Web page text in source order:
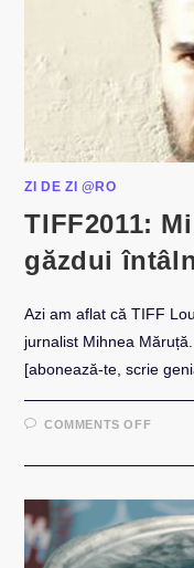
–
TIFF
ZI DE ZI @RO
TIFF2011:
găzdui
Azi am aflat că TIFF
jurnalist Mihnea
[abonează-te, scrie
COMMENTS OFFON
TIFF